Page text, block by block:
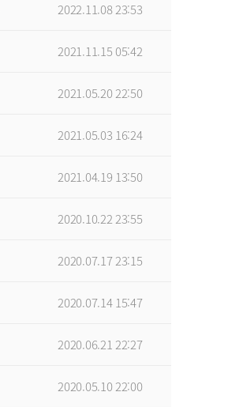
2022.11.08 23:53
2021.11.15 05:42
2021.05.20 22:50
2021.05.03 16:24
2021.04.19 13:50
2020.10.22 23:55
2020.07.17 23:15
2020.07.14 15:47
2020.06.21 22:27
2020.05.10 22:00